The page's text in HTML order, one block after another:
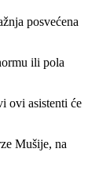
posvećena
ili pola
ovi asistenti će
Mušije, na